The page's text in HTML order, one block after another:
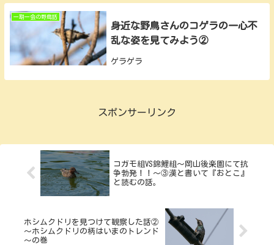
種の一つのセンダイムシクイさんを今回は
一期一会の野鳥話
身近な野鳥さんのコゲラの一心不
乱な姿を見てみよう②
ゲラゲラ
スポンサーリンク
コガモ組VS錦鯉組～岡山後楽園にて抗
争勃発！！～③漢と書いて『おとこ』
と読むの話。
ホシムクドリを見つけて観察した話②
～ホシムクドリの柄はいまのトレンド
～の巻